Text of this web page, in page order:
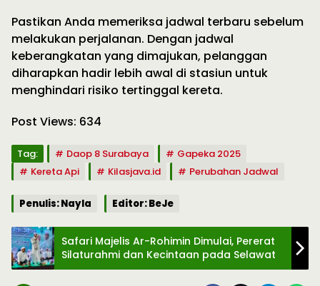
Pastikan Anda memeriksa jadwal terbaru sebelum
melakukan perjalanan. Dengan jadwal
keberangkatan yang dimajukan, pelanggan
diharapkan hadir lebih awal di stasiun untuk
menghindari risiko tertinggal kereta.
Post Views: 634
Tag: Daop 8 Surabaya
Gapeka 2025
Kereta Api
Kilasjava.id Perubahan Jadwal
Penulis: Nayla Editor: BeJe
Safari Majelis Ar-Rohimin Dimulai, Pererat
Silaturahmi dan Kecintaan pada Selawat